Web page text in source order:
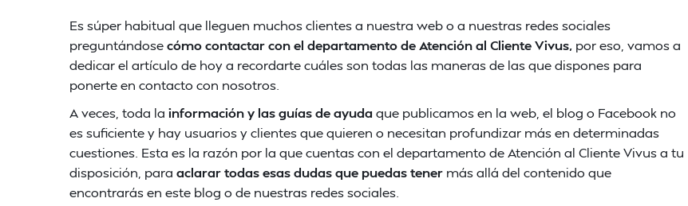
Es súper habitual que lleguen muchos clientes a nuestra web o a nuestras redes sociales
preguntándosecómo contactar con el departamento de Atención al Cliente Vivus, por eso, vamos a
dedicar el artículo de hoy a recordarte cuáles son todas las maneras de las que dispones para
ponerte en contacto con nosotros.
A veces, toda la información y las guías de ayuda que publicamos en la web, el blog o Facebook no
es suficiente y hay usuarios y clientes que quieren o necesitan profundizar más en determinadas
cuestiones. Esta es la razón por la que cuentas con el departamento de Atención al Cliente Vivus a tu
disposición, para aclarar todas esas dudas que puedas tener más allá del contenido que
encontrarás en este blog o de nuestras redes sociales.